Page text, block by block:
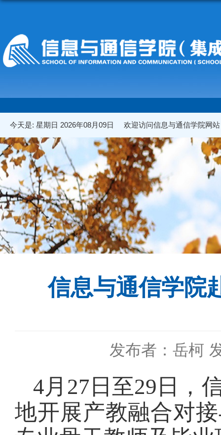
今天是: 星期日 2026年08月09日 欢迎访问信息与通信学院网
信息与通信学院
发布者：岳柯
4月27日至29日，
地开展产教融合对接